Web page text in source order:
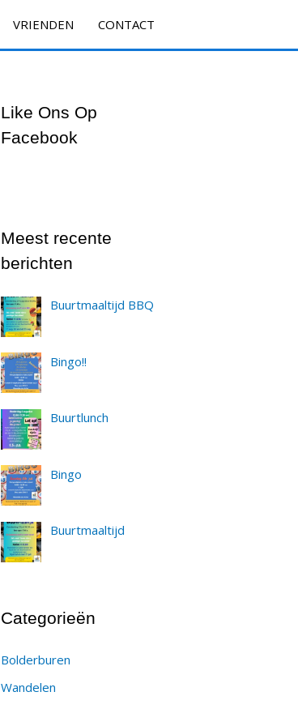
VRIENDEN CONTACT
Like Ons Op
Facebook
Meest recente
berichten
Buurtmaaltijd BBQ
Bingo!!
Buurtlunch
Bingo
Buurtmaaltijd
Categorieën
Bolderburen
Wandelen